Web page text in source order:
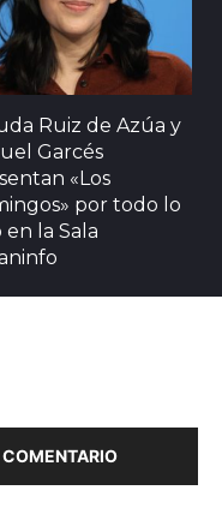
Ruiz de Azúa y
Garcés
«Los
por todo lo
en la Sala